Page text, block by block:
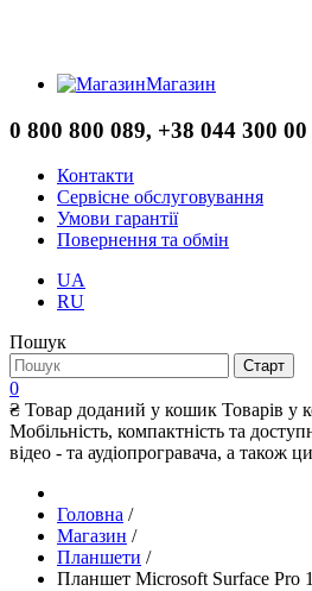
Магазин
0 800 800 089, +38 044 300 00
Контакти
Сервісне обслуговування
Умови гарантії
Повернення та обмін
UA
RU
Пошук
0
₴ Товар доданий у кошик Товарів у
Мобільність, компактність та
відео - та аудіопрогравача, а також
Головна /
Магазин /
Планшети /
Планшет Microsoft Surface Pro